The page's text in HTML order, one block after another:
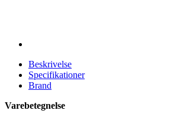
Beskrivelse
Specifikationer
Brand
Varebetegnelse